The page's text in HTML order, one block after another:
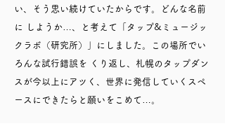
い、そう思い続けていたからです。どんな名前
に しようか…、と考えて「タップ&ミュージッ
クラボ（研究所）」にしました。この場所でい
ろんな試行錯誤を くり返し、札幌のタップダン
スが今以上にアツく、世界に発信していくスペ
ースにできたらと願いをこめて…。